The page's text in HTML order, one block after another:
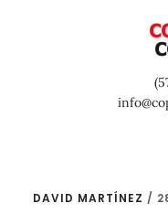
DAVID MARTÍNEZ /